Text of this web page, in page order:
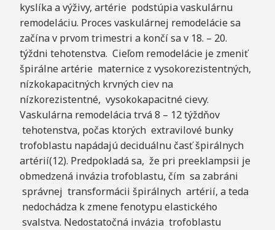
kyslíka a výživy, artérie podstúpia vaskulárnu
remodeláciu. Proces vaskulárnej remodelácie sa
začína v prvom trimestri a končí sa v 18. – 20.
týždni tehotenstva. Cieľom remodelácie je zmeniť
špirálne artérie maternice z vysokorezistentných,
nízkokapacitných krvných ciev na
nízkorezistentné, vysokokapacitné cievy.
Vaskulárna remodelácia trvá 8 – 12 týždňov
tehotenstva, počas ktorých extravilové bunky
trofoblastu napádajú deciduálnu časť špirálnych
artérií(12). Predpokladá sa, že pri preeklampsii je
obmedzená invázia trofoblastu, čím sa zabráni
správnej transformácii špirálnych artérií, a teda
nedochádza k zmene fenotypu elastického
svalstva. Nedostatočná invázia trofoblastu